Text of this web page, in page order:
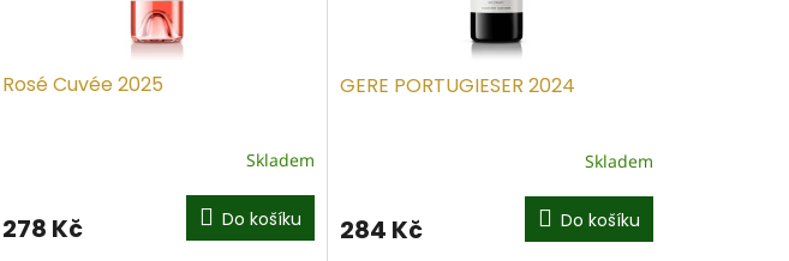
Rosé Cuvée 2025
Skladem
278 Kč Do košíku
GERE PORTUGIESER 2024
Skladem
284 Kč Do košíku